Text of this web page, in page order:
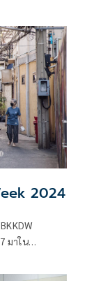
2024
มาใน
ะเติมสีสัน